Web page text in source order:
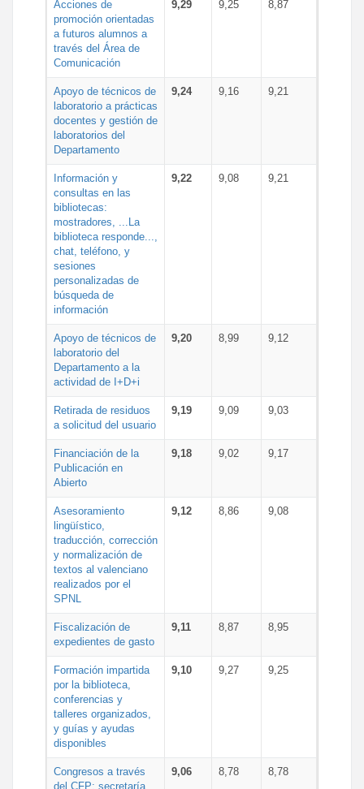
Acciones de
promoción orientadas
a futuros alumnos a
través del Área de
Comunicación
9,29 9,25 8,87
Apoyo de técnicos de
laboratorio a prácticas
docentes y gestión de
laboratorios del
Departamento
9,24 9,16 9,21
Información y
consultas en las
bibliotecas:
mostradores, ...La
biblioteca responde...,
chat, teléfono, y
sesiones
personalizadas de
búsqueda de
información
9,22 9,08 9,21
Apoyo de técnicos de
laboratorio del
Departamento a la
actividad de I+D+i
9,20 8,99 9,12
Retirada de residuos
a solicitud del usuario
9,19 9,09 9,03
Financiación de la
Publicación en
Abierto
9,18 9,02 9,17
Asesoramiento
lingüístico,
traducción, corrección
y normalización de
textos al valenciano
realizados por el
SPNL
9,12 8,86 9,08
Fiscalización de
expedientes de gasto
9,11 8,87 8,95
Formación impartida
por la biblioteca,
conferencias y
talleres organizados,
y guías y ayudas
disponibles
9,10 9,27 9,25
Congresos a través
del CFP: secretaría
9,06 8,78 8,78